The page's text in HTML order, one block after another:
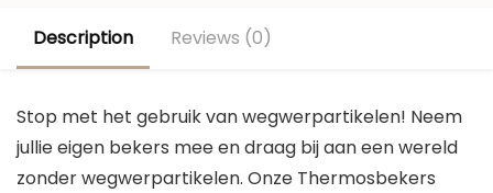
Description Reviews (0)
Stop met het gebruik van wegwerpartikelen! Neem
jullie eigen bekers mee en draag bij aan een wereld
zonder wegwerpartikelen. Onze Thermosbekers